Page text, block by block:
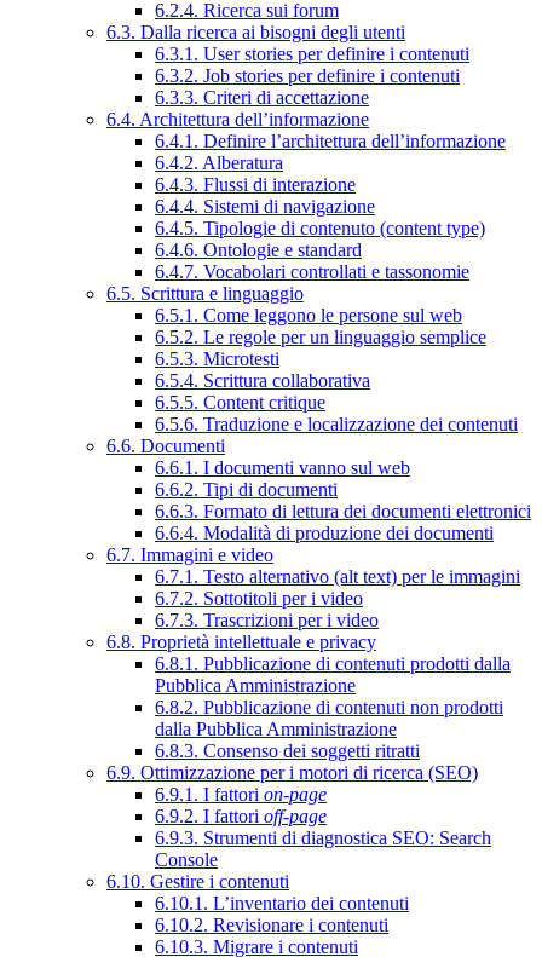
6.2.4. Ricerca sui forum
6.3. Dalla ricerca ai bisogni degli utenti
6.3.1. User stories per definire i contenuti
6.3.2. Job stories per definire i contenuti
6.3.3. Criteri di accettazione
6.4. Architettura dell’informazione
6.4.1. Definire l’architettura dell’informazione
6.4.2. Alberatura
6.4.3. Flussi di interazione
6.4.4. Sistemi di navigazione
6.4.5. Tipologie di contenuto (content type)
6.4.6. Ontologie e standard
6.4.7. Vocabolari controllati e tassonomie
6.5. Scrittura e linguaggio
6.5.1. Come leggono le persone sul web
6.5.2. Le regole per un linguaggio semplice
6.5.3. Microtesti
6.5.4. Scrittura collaborativa
6.5.5. Content critique
6.5.6. Traduzione e localizzazione dei contenuti
6.6. Documenti
6.6.1. I documenti vanno sul web
6.6.2. Tipi di documenti
6.6.3. Formato di lettura dei documenti elettronici
6.6.4. Modalità di produzione dei documenti
6.7. Immagini e video
6.7.1. Testo alternativo (alt text) per le immagini
6.7.2. Sottotitoli per i video
6.7.3. Trascrizioni per i video
6.8. Proprietà intellettuale e privacy
6.8.1. Pubblicazione di contenuti prodotti dalla
Pubblica Amministrazione
6.8.2. Pubblicazione di contenuti non prodotti
dalla Pubblica Amministrazione
6.8.3. Consenso dei soggetti ritratti
6.9. Ottimizzazione per i motori di ricerca (SEO)
6.9.1. I fattori on-page
6.9.2. I fattori off-page
6.9.3. Strumenti di diagnostica SEO: Search
Console
6.10. Gestire i contenuti
6.10.1. L’inventario dei contenuti
6.10.2. Revisionare i contenuti
6.10.3. Migrare i contenuti